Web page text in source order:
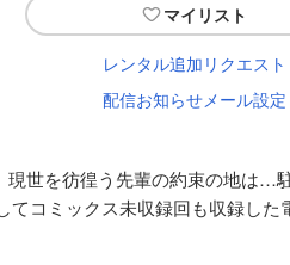
マイリスト
レンタル追加リクエスト
配信お知らせメール設定
世を彷徨う先輩の約束の地は…
コミックス未収録回も収録した